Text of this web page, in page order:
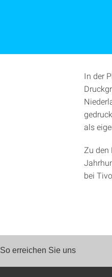
In der
als
Zu den
bei
So erreichen Sie uns